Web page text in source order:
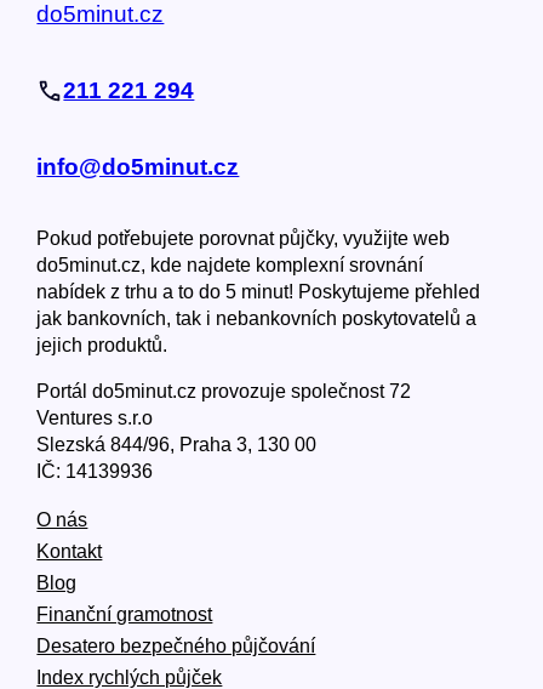
do5minut.cz
211 221 294
info@do5minut.cz
Pokud potřebujete porovnat půjčky, využijte web
do5minut.cz, kde najdete komplexní srovnání
nabídek z trhu a to do 5 minut! Poskytujeme přehled
jak bankovních, tak i nebankovních poskytovatelů a
jejich produktů.
Portál do5minut.cz provozuje společnost 72
Ventures s.r.o
Slezská 844/96, Praha 3, 130 00
IČ: 14139936
O nás
Kontakt
Blog
Finanční gramotnost
Desatero bezpečného půjčování
Index rychlých půjček